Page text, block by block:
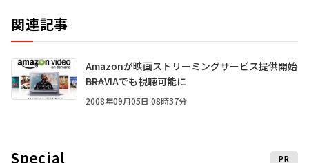
関連記事
Amazonが映画ストリーミングサービス提供開始
――BRAVIAでも視聴可能に
2008年09月05日 08時37分
Special PR